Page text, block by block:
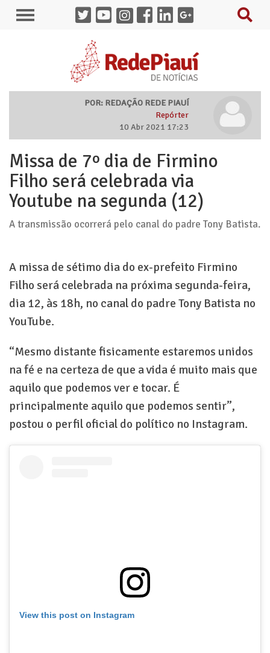
POR: REDAÇÃO REDE PIAUÍ
Repórter
10 Abr 2021 17:23
Missa de 7º dia de Firmino
Filho será celebrada via
Youtube na segunda (12)
A transmissão ocorrerá pelo canal do padre Tony Batista.
A missa de sétimo dia do ex-prefeito Firmino
Filho será celebrada na próxima segunda-feira,
dia 12, às 18h, no canal do padre Tony Batista no
YouTube.
“Mesmo distante fisicamente estaremos unidos
na fé e na certeza de que a vida é muito mais que
aquilo que podemos ver e tocar. É
principalmente aquilo que podemos sentir”,
postou o perfil oficial do político no Instagram.
View this post on Instagram